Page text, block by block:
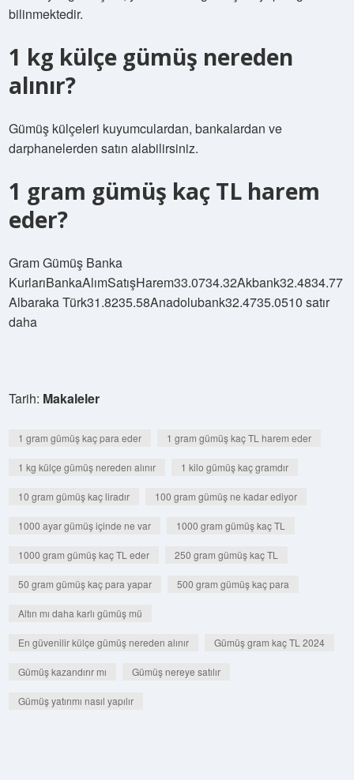
bilinmektedir.
1 kg külçe gümüş nereden
alınır?
Gümüş külçeleri kuyumculardan, bankalardan ve
darphanelerden satın alabilirsiniz.
1 gram gümüş kaç TL harem
eder?
Gram Gümüş Banka
KurlarıBankaAlımSatışHarem33.0734.32Akbank32.4834.77
Albaraka Türk31.8235.58Anadolubank32.4735.0510 satır
daha
Tarih: Makaleler
1 gram gümüş kaç para eder 1 gram gümüş kaç TL harem eder
1 kg külçe gümüş nereden alınır 1 kilo gümüş kaç gramdır
10 gram gümüş kaç liradır 100 gram gümüş ne kadar ediyor
1000 ayar gümüş içinde ne var 1000 gram gümüş kaç TL
1000 gram gümüş kaç TL eder 250 gram gümüş kaç TL
50 gram gümüş kaç para yapar 500 gram gümüş kaç para
Altın mı daha karlı gümüş mü
En güvenilir külçe gümüş nereden alınır Gümüş gram kaç TL 2024
Gümüş kazandırır mı Gümüş nereye satılır
Gümüş yatırımı nasıl yapılır